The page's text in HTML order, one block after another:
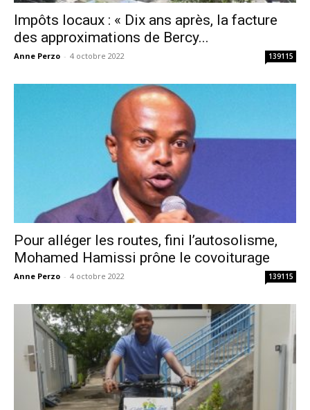
Impôts locaux : « Dix ans après, la facture
des approximations de Bercy...
Anne Perzo - 4 octobre 2022 139115
Pour alléger les routes, fini l’autosolisme,
Mohamed Hamissi prône le covoiturage
Anne Perzo - 4 octobre 2022 139115